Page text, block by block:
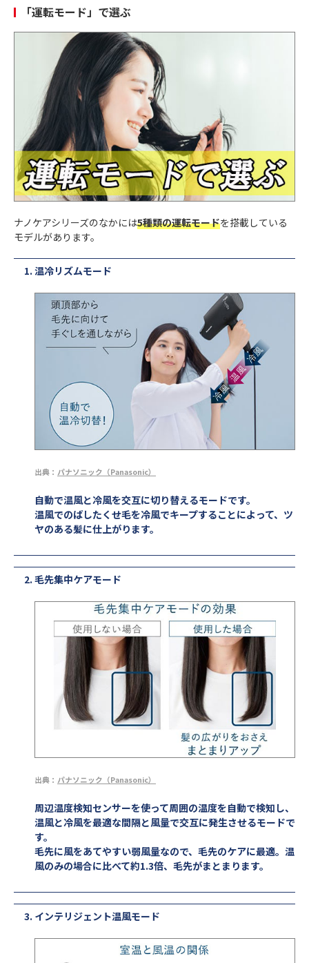
「運転モード」で選ぶ
ナノケアシリーズのなかには5種類の運転モードを搭載している
モデルがあります。
温冷リズムモード
出典： パナソニック（Panasonic）
自動で温風と冷風を交互に切り替えるモードです。
温風でのばしたくせ毛を冷風でキープすることによって、ツ
ヤのある髪に仕上がります。
毛先集中ケアモード
出典： パナソニック（Panasonic）
周辺温度検知センサーを使って周囲の温度を自動で検知し、
温風と冷風を最適な間隔と風量で交互に発生させるモードで
す。
毛先に風をあてやすい弱風量なので、毛先のケアに最適。温
風のみの場合に比べて約1.3倍、毛先がまとまります。
インテリジェント温風モード